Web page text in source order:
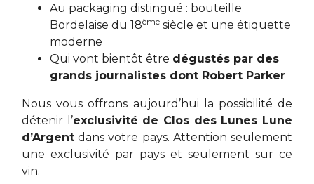
Au packaging distingué : bouteille
Bordelaise du 18ème siècle et une étiquette
moderne
Qui vont bientôt être dégustés par des
grands journalistes dont Robert Parker
Nous vous offrons aujourd’hui la possibilité de
détenir l’exclusivité de Clos des Lunes Lune
d’Argent dans votre pays. Attention seulement
une exclusivité par pays et seulement sur ce
vin.